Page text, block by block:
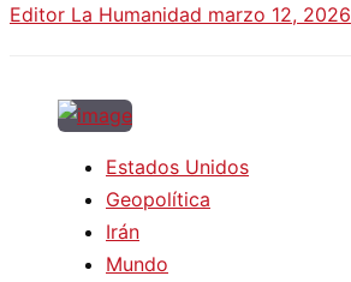
Editor La Humanidad marzo 12, 2026
Estados Unidos
Geopolítica
Irán
Mundo